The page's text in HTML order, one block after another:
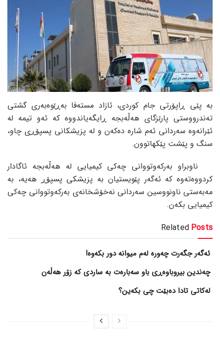
بە پێی ڕاپۆرتی جام کوردی، ئازاد مستەفا بەڕێوەبەری گشتی
تەندرووستی پارێزگای هەڵەبجە ڕایگەیاندووە کە ئەو تیمە لە
ئێرانەوە سەردانی ئەم شارە دەکەن و لە پزیشکانی پسپۆڕی چاو،
سنگ و پێشت پێکهاتوون.
ناوبراو بەرکەوتووانی چەکی کیمیایی لە هەڵەبجە ئاگادار
کردووەتەوە کە ئەگەر پێویستیان بە پزیشکی پسپۆڕ هەیە، بە
مەبەستی ناونووسین سەردانی نەخۆشخانەی بەرکەوتووانی چەکی
کیمیایی بکەن.
Related Posts
ئەگەر جگەرت چەورە لەم میوانە دور بکەوە!
چەندین بیروباوەڕی باو سەبارەت بە ساردی کە زۆر هەڵەن
لەکاتی تادا دەبێت چی بکەین؟